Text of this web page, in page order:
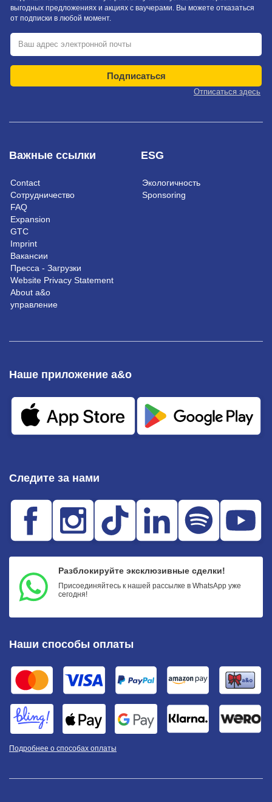
Важные ссылки
Contact
Сотрудничество
FAQ
Expansion
GTC
Imprint
Вакансии
Пресса - Загрузки
Website Privacy Statement
About a&o
управление
ESG
Экологичность
Sponsoring
выгодных предложениях и акциях с ваучерами. Вы можете отказаться
от подписки в любой момент.
Подписаться
Отписаться здесь
Следите за нами
Разблокируйте эксклюзивные сделки!
Присоединяйтесь к нашей рассылке в WhatsApp уже
сегодня!
Наше приложение a&o
Наши способы оплаты
Подробнее о способах оплаты